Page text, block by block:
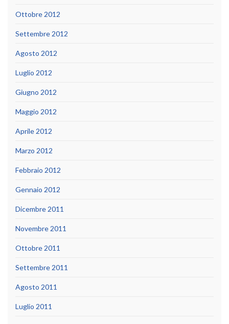
Ottobre 2012
Settembre 2012
Agosto 2012
Luglio 2012
Giugno 2012
Maggio 2012
Aprile 2012
Marzo 2012
Febbraio 2012
Gennaio 2012
Dicembre 2011
Novembre 2011
Ottobre 2011
Settembre 2011
Agosto 2011
Luglio 2011